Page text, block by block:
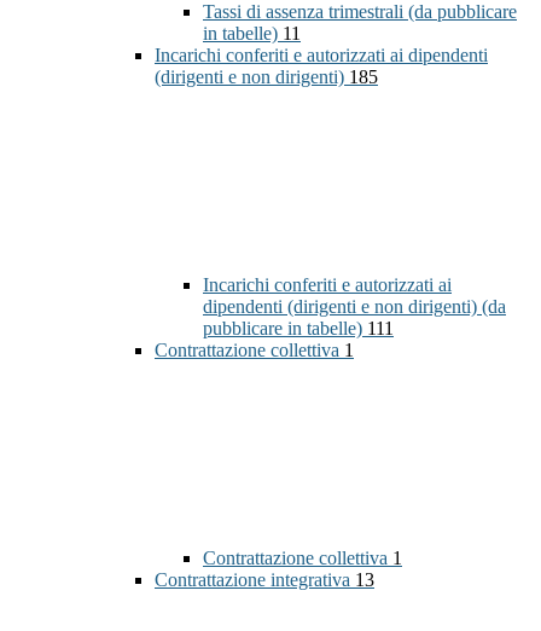
Tassi di assenza trimestrali (da pubblicare
in tabelle) 11
Incarichi conferiti e autorizzati ai dipendenti
(dirigenti e non dirigenti) 185
Incarichi conferiti e autorizzati ai
dipendenti (dirigenti e non dirigenti) (da
pubblicare in tabelle) 111
Contrattazione collettiva 1
Contrattazione collettiva 1
Contrattazione integrativa 13